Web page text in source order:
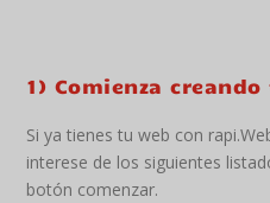
1) Comienza
Si ya tienes tu web con
interese de los siguientes
botón comenzar.